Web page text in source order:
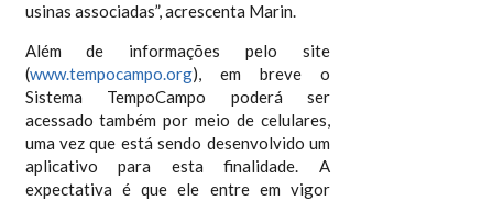
usinas associadas”, acrescenta Marin.
Além de informações pelo site
(www.tempocampo.org), em breve o
Sistema TempoCampo poderá ser
acessado também por meio de celulares,
uma vez que está sendo desenvolvido um
aplicativo para esta finalidade. A
expectativa é que ele entre em vigor